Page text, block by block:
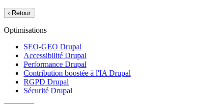
‹ Retour
Optimisations
SEO-GEO Drupal
Accessibilité Drupal
Performance Drupal
Contribution boostée à l'IA Drupal
RGPD Drupal
Sécurité Drupal